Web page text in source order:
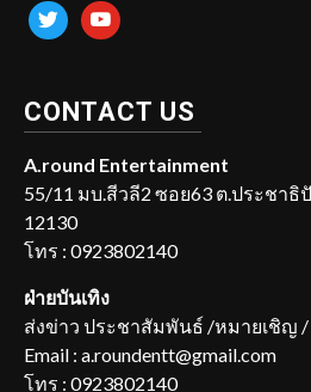
twitter youtube
CONTACT US
A.round Entertainment
55/11 มบ.สีวลี2 ซอย63 ต.ประชาธิ
12130
โทร : 0923802140
ฝ่ายบันเทิง
ส่งข่าว ประชาสัมพันธ์ /หมายเชิญ
Email : a.roundentt@gmail.com
โทร : 0923802140